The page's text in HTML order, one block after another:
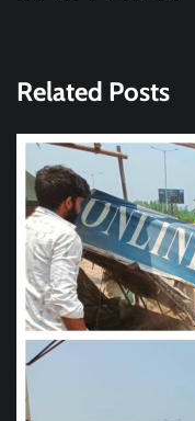
Related Posts